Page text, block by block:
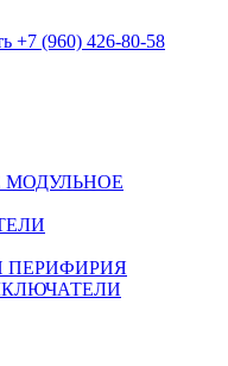
+7 (960) 426-80-58
МОДУЛЬНОЕ
ПЕРИФИРИЯ